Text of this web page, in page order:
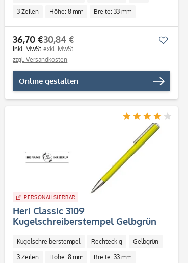
3 Zeilen Höhe: 8 mm Breite: 33 mm
Individuell
36,70 €
inkl. MwSt.
30,84 €
exkl. MwSt.
zzgl. Versandkosten
Online gestalten
PERSONALISIERBAR
Heri Classic 3109
Kugelschreiberstempel Gelbgrün
Kugelschreiberstempel Rechteckig Gelbgrün
3 Zeilen Höhe: 8 mm Breite: 33 mm